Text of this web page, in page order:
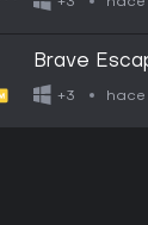
Brave
+3 hace